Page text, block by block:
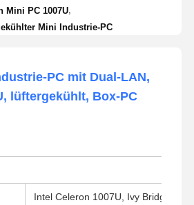
Mini PC 1007U
Mini Industrie-PC
PC mit Dual-LAN,
lüftergekühlt, Box-PC
Intel Celeron 1007U, Ivy Bridge, 2